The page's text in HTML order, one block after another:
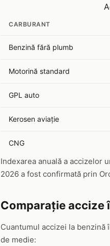
CARBURANT
Benzină fără plumb
Motorină standard
GPL auto
Kerosen aviație
CNG
Indexarea anuală a accizelor
2026 a fost confirmată prin
Comparație accize
Cuantumul accizei la benzină
de medie: